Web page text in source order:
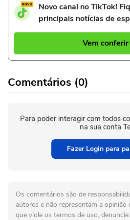
Novo canal no TikTok!
principais notícias de
Vem conferir
Comentários (0)
Para poder interagir com todos
na sua conta
Fazer Login para
Os comentários são de
autores e não representam a opinião
que viole os termos de uso, denuncie.